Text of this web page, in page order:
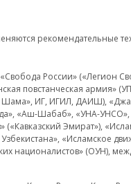
рекомендательные
России» («Легион
повстанческая армия»
Шама», ИГ, ИГИЛ, ДАИШ),
«Аш-Шабаб», «УНА-УНСО»,
(«Кавказский Эмират»),
«Исламское
националистов» (ОУН),